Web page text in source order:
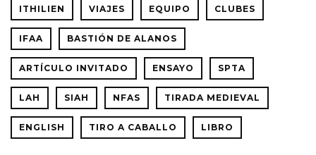
ITHILIEN VIAJES EQUIPO CLUBES
IFAA BASTIÓN DE ALANOS
ARTÍCULO INVITADO ENSAYO SPTA
LAH SIAH NFAS TIRADA MEDIEVAL
ENGLISH TIRO A CABALLO LIBRO